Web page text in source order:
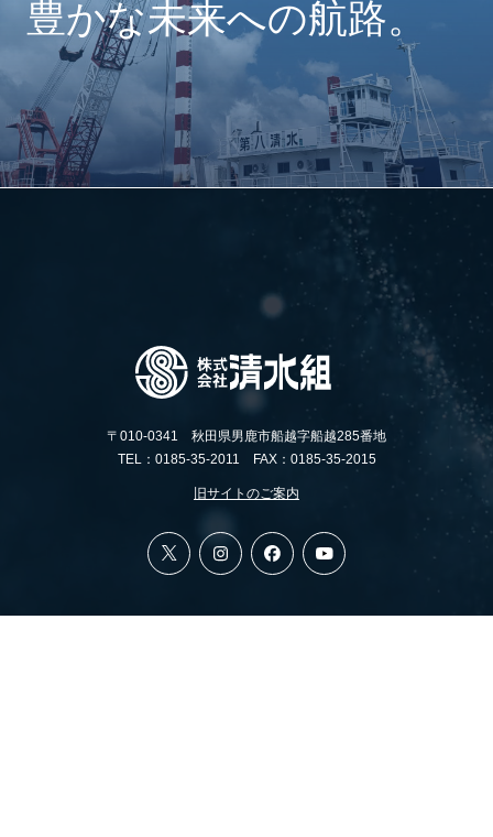
豊かな未来への航路。
〒010-0341 秋田県男鹿市船越字船越285番地
TEL：0185-35-2011 FAX：0185-35-2015
旧サイトのご案内